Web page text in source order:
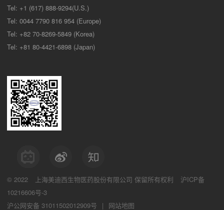
Tel: +1 (617) 888-9294(U.S.)
Tel: 0044 7790 816 954 (Europe)
Tel: +82 70-8269-5849 (Korea)
Tel: +81 80-4421-6898 (Japan)
© 2022 上海美迪西生物医药股份有限公司 保留所有权利
沪ICP备
10216606号-3
沪公网安备 31011502012909号
| 网站地图